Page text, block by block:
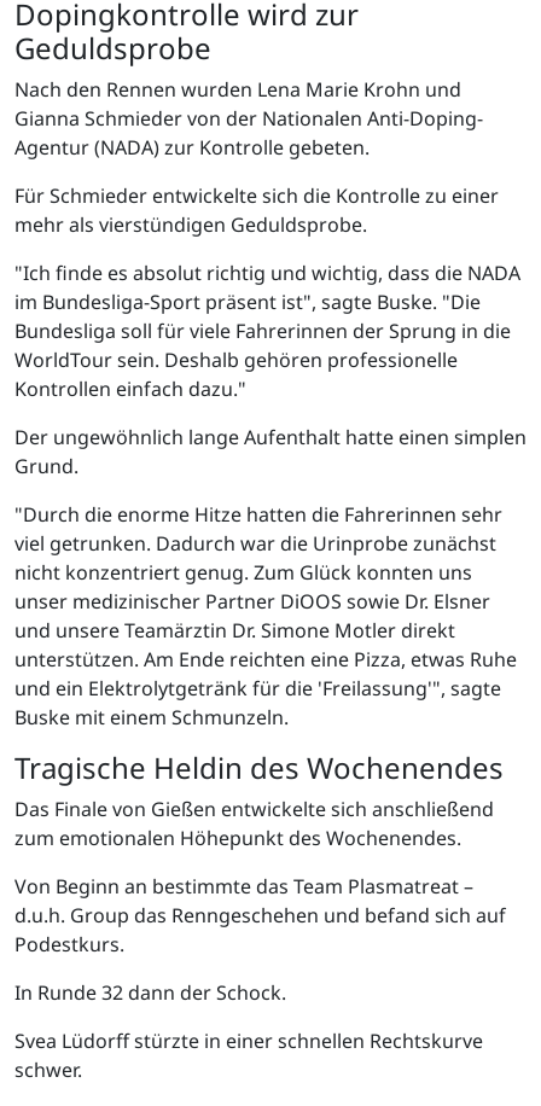
Dopingkontrolle wird zur
Geduldsprobe
Nach den Rennen wurden Lena Marie Krohn und
Gianna Schmieder von der Nationalen Anti-Doping-
Agentur (NADA) zur Kontrolle gebeten.
Für Schmieder entwickelte sich die Kontrolle zu einer
mehr als vierstündigen Geduldsprobe.
"Ich finde es absolut richtig und wichtig, dass die NADA
im Bundesliga-Sport präsent ist", sagte Buske. "Die
Bundesliga soll für viele Fahrerinnen der Sprung in die
WorldTour sein. Deshalb gehören professionelle
Kontrollen einfach dazu."
Der ungewöhnlich lange Aufenthalt hatte einen simplen
Grund.
"Durch die enorme Hitze hatten die Fahrerinnen sehr
viel getrunken. Dadurch war die Urinprobe zunächst
nicht konzentriert genug. Zum Glück konnten uns
unser medizinischer Partner DiOOS sowie Dr. Elsner
und unsere Teamärztin Dr. Simone Motler direkt
unterstützen. Am Ende reichten eine Pizza, etwas Ruhe
und ein Elektrolytgetränk für die 'Freilassung'", sagte
Buske mit einem Schmunzeln.
Tragische Heldin des Wochenendes
Das Finale von Gießen entwickelte sich anschließend
zum emotionalen Höhepunkt des Wochenendes.
Von Beginn an bestimmte das Team Plasmatreat –
d.u.h. Group das Renngeschehen und befand sich auf
Podestkurs.
In Runde 32 dann der Schock.
Svea Lüdorff stürzte in einer schnellen Rechtskurve
schwer.